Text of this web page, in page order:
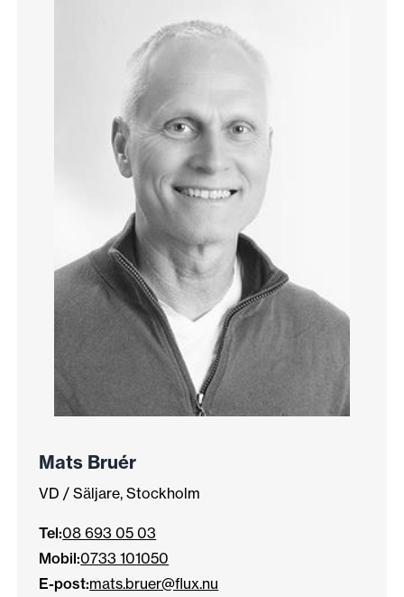
Mats Bruér
VD / Säljare, Stockholm
Tel:08 693 05 03
Mobil:0733 101050
E-post:mats.bruer@flux.nu